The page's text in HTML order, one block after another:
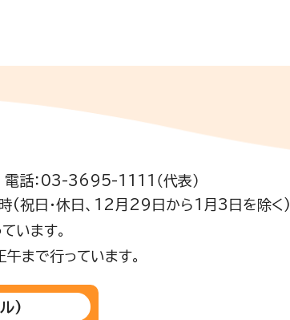
電話：03-3695-1111（代表）
(祝日・休日、12月29日から1月3日を除く)
います。
まで行っています。
)